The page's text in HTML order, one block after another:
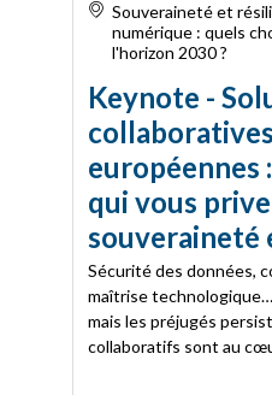
Souveraineté et
numérique : quels
l'horizon 2030 ?
Keynote -
collaboratives
européennes
qui vous
souveraineté
Sécurité des données,
maîtrise
mais les préjugés
collaboratifs sont au